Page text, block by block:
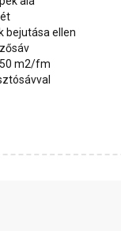
bejutása ellen
m2/fm